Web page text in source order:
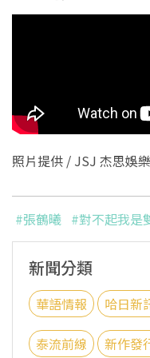
照片提供 / JSJ 杰思娛樂
#張鶴曦 #對不起我是
新聞分類
華語情報 哈日新
泰流前線 新作發